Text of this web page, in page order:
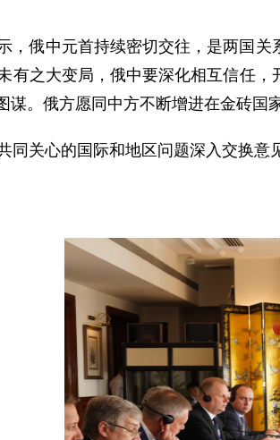
，俄中元首持续密切交往，是两国
有之大变局，俄中要深化相互信任
谋。俄方愿同中方不断增进在金砖
同关心的国际和地区问题深入交换意